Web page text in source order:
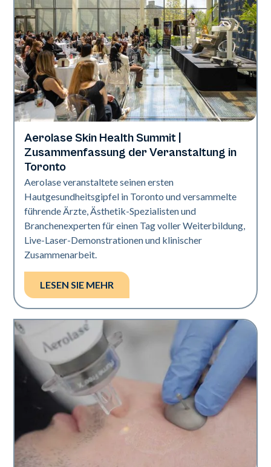
Aerolase-Technologie
Aerolase Skin Health Summit |
Zusammenfassung der Veranstaltung in
Toronto
Aerolase veranstaltete seinen ersten
Hautgesundheitsgipfel in Toronto und versammelte
führende Ärzte, Ästhetik-Spezialisten und
Branchenexperten für einen Tag voller Weiterbildung,
Live-Laser-Demonstrationen und klinischer
Zusammenarbeit.
LESEN SIE MEHR